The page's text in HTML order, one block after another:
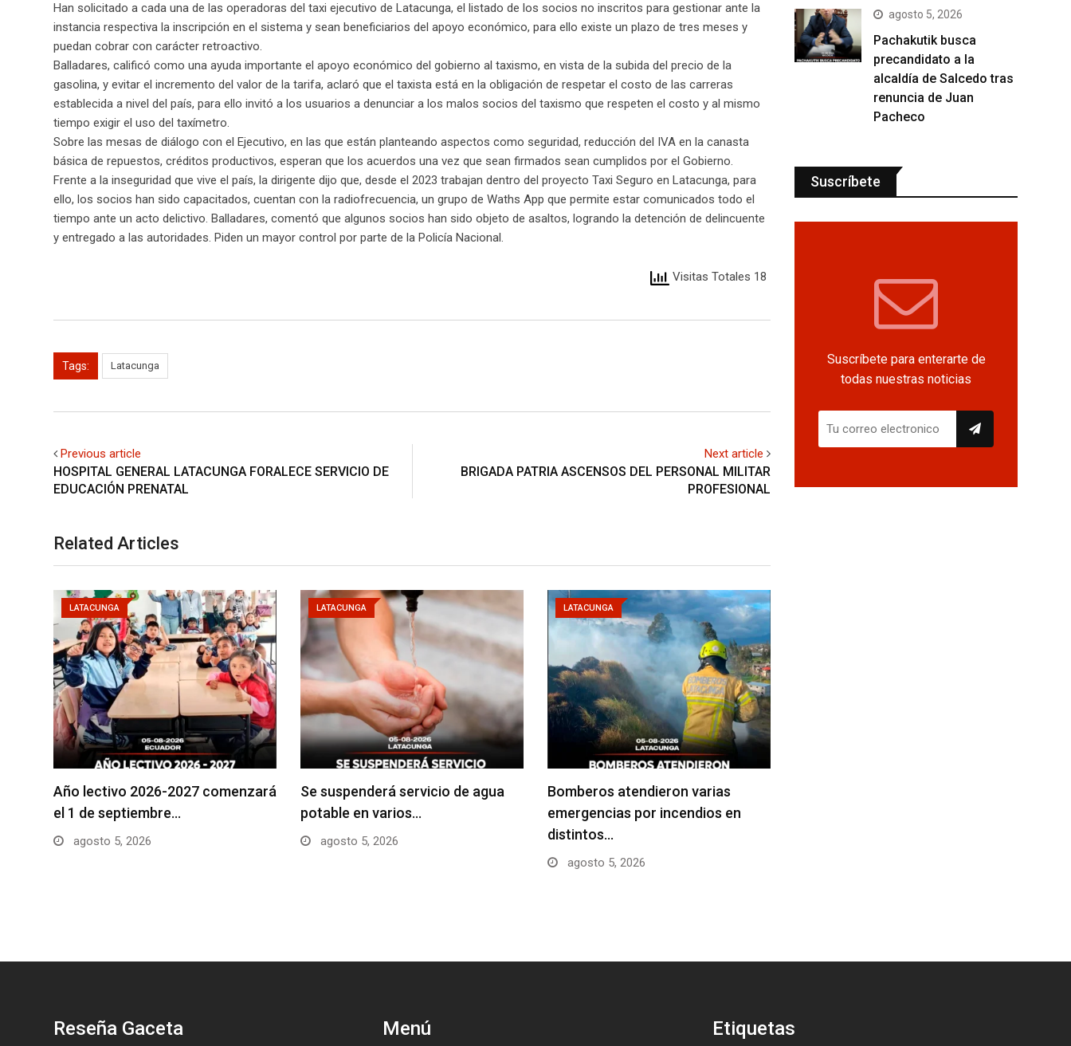
Han solicitado a cada una de las operadoras del taxi ejecutivo de Latacunga, el listado de los socios no inscritos para gestionar ante la
instancia respectiva la inscripción en el sistema y sean beneficiarios del apoyo económico, para ello existe un plazo de tres meses y
puedan cobrar con carácter retroactivo.
Balladares, calificó como una ayuda importante el apoyo económico del gobierno al taxismo, en vista de la subida del precio de la
gasolina, y evitar el incremento del valor de la tarifa, aclaró que el taxista está en la obligación de respetar el costo de las carreras
establecida a nivel del país, para ello invitó a los usuarios a denunciar a los malos socios del taxismo que respeten el costo y al mismo
tiempo exigir el uso del taxímetro.
Sobre las mesas de diálogo con el Ejecutivo, en las que están planteando aspectos como seguridad, reducción del IVA en la canasta
básica de repuestos, créditos productivos, esperan que los acuerdos una vez que sean firmados sean cumplidos por el Gobierno.
Frente a la inseguridad que vive el país, la dirigente dijo que, desde el 2023 trabajan dentro del proyecto Taxi Seguro en Latacunga, para
ello, los socios han sido capacitados, cuentan con la radiofrecuencia, un grupo de Waths App que permite estar comunicados todo el
tiempo ante un acto delictivo. Balladares, comentó que algunos socios han sido objeto de asaltos, logrando la detención de delincuente
y entregado a las autoridades. Piden un mayor control por parte de la Policía Nacional.
Visitas Totales 18
Tags: Latacunga
Previous article
HOSPITAL GENERAL LATACUNGA FORALECE SERVICIO DE
EDUCACIÓN PRENATAL
Next article
BRIGADA PATRIA ASCENSOS DEL PERSONAL MILITAR
PROFESIONAL
Related Articles
LATACUNGA
Año lectivo 2026-2027 comenzará
el 1 de septiembre…
agosto 5, 2026
LATACUNGA
Se suspenderá servicio de agua
potable en varios…
agosto 5, 2026
LATACUNGA
Bomberos atendieron varias
emergencias por incendios en
distintos…
agosto 5, 2026
agosto 5, 2026
Pachakutik busca
precandidato a la
alcaldía de Salcedo tras
renuncia de Juan
Pacheco
Suscríbete
Suscríbete para enterarte de
todas nuestras noticias
Reseña Gaceta Menú Etiquetas